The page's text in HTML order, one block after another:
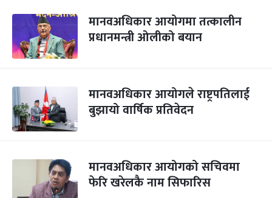
मानवअधिकार आयोगमा तत्कालीन
प्रधानमन्त्री ओलीको बयान
मानवअधिकार आयोगले राष्ट्रपतिलाई
बुझायो वार्षिक प्रतिवेदन
मानवअधिकार आयोगको सचिवमा
फेरि खरेलकै नाम सिफारिस